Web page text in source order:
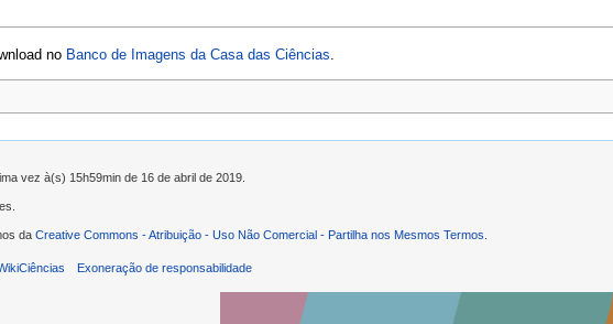
no Banco de Imagens da Casa das Ciências
vez à(s) 15h59min de 16 de abril de 2019.
da Creative Commons - Atribuição - Uso Não Comercial - Partilha nos Mesmos Termos
Exoneração de responsabilidade